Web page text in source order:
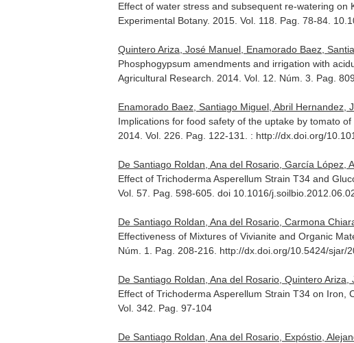
Effect of water stress and subsequent re-watering on
Experimental Botany. 2015. Vol. 118. Pag. 78-84.
Quintero Ariza, José Manuel, Enamorado Baez,
Phosphogypsum amendments and irrigation with
Agricultural Research . 2014. Vol. 12. Núm. 3. Pag.
Enamorado Baez, Santiago Miguel, Abril Hernandez,
Implications for food safety of the uptake by tomato
2014. Vol. 226. Pag. 122-131. : http://dx.doi.org/
De Santiago Roldan, Ana del Rosario, García López,
Effect of Trichoderma Asperellum Strain T34 and
Vol. 57. Pag. 598-605. doi 10.1016/
De Santiago Roldan, Ana del Rosario, Carmona
Effectiveness of Mixtures of Vivianite and Organic
Núm. 1. Pag. 208-216. http://dx.doi.org/10.5424/sjar/
De Santiago Roldan, Ana del Rosario, Quintero
Effect of Trichoderma Asperellum Strain T34 on Iron,
Vol. 342. Pag. 97-104
De Santiago Roldan, Ana del Rosario, Expóstio,